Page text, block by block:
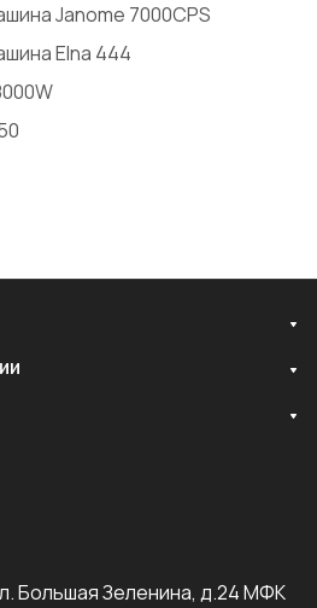
Janome 7000CPS
Elna 444
Большая Зеленина, д.24 МФК